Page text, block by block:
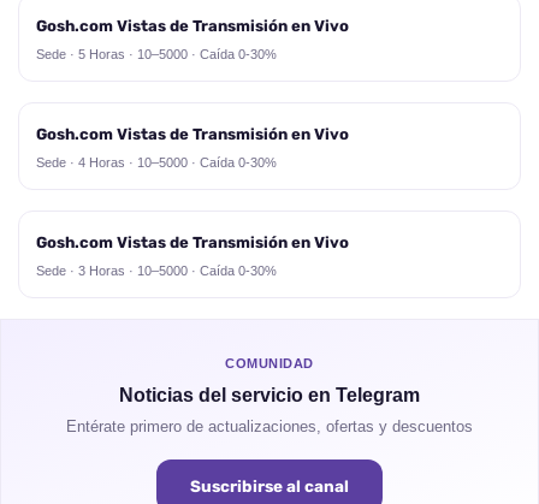
Gosh.com Vistas de Transmisión en Vivo
Sede · 5 Horas · 10–5000 · Caída 0-30%
Gosh.com Vistas de Transmisión en Vivo
Sede · 4 Horas · 10–5000 · Caída 0-30%
Gosh.com Vistas de Transmisión en Vivo
Sede · 3 Horas · 10–5000 · Caída 0-30%
COMUNIDAD
Noticias del servicio en Telegram
Entérate primero de actualizaciones, ofertas y descuentos
Suscribirse al canal